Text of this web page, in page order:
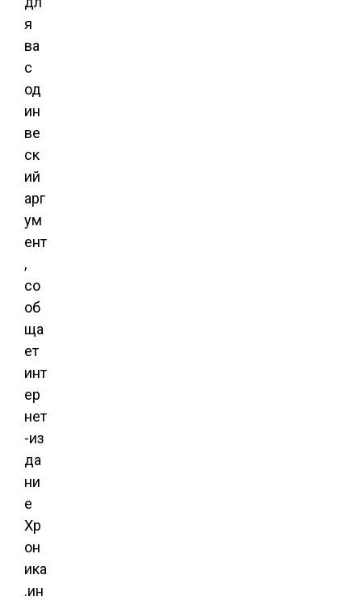
я
ва
с
од
ин
ве
ск
ий
арг
ум
ент
,
со
об
ща
ет
инт
ер
нет
-из
да
ни
е
Хр
он
ика
.ин